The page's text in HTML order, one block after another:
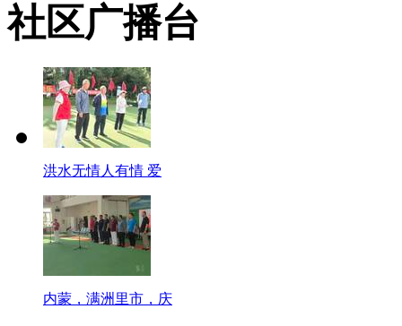
社区广播台
洪水无情人有情 爱
内蒙，满洲里市，庆